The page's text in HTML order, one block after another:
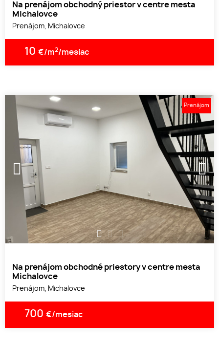
Na prenájom obchodný priestor v centre mesta
Michalovce
Prenájom, Michalovce
10 €/m2/mesiac
1 2 3
Na prenájom obchodné priestory v centre mesta
Michalovce
Prenájom, Michalovce
700 €/mesiac
Prenájom